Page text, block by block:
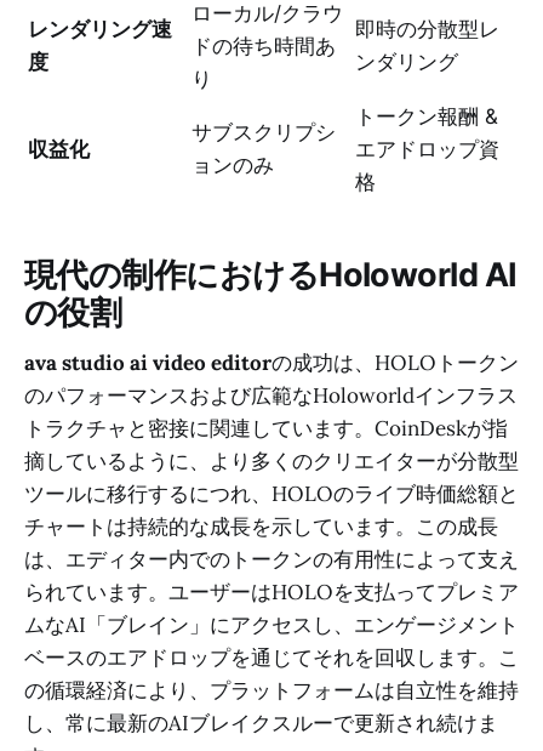
レンダリング速
度
ローカル/クラウ
ドの待ち時間あ
り
即時の分散型レ
ンダリング
収益化
サブスクリプシ
ョンのみ
トークン報酬 &
エアドロップ資
格
現代の制作におけるHoloworld AI
の役割
ava studio ai video editorの成功は、HOLOトークン
のパフォーマンスおよび広範なHoloworldインフラス
トラクチャと密接に関連しています。CoinDeskが指
摘しているように、より多くのクリエイターが分散型
ツールに移行するにつれ、HOLOのライブ時価総額と
チャートは持続的な成長を示しています。この成長
は、エディター内でのトークンの有用性によって支え
られています。ユーザーはHOLOを支払ってプレミア
ムなAI「ブレイン」にアクセスし、エンゲージメント
ベースのエアドロップを通じてそれを回収します。こ
の循環経済により、プラットフォームは自立性を維持
し、常に最新のAIブレイクスルーで更新され続けま